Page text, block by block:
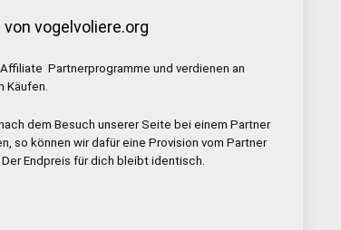
vogelvoliere.org
Partnerprogramme und verdienen an
Käufen.
dem Besuch unserer Seite bei einem Partner
so können wir dafür eine Provision vom Partner
Endpreis für dich bleibt identisch.